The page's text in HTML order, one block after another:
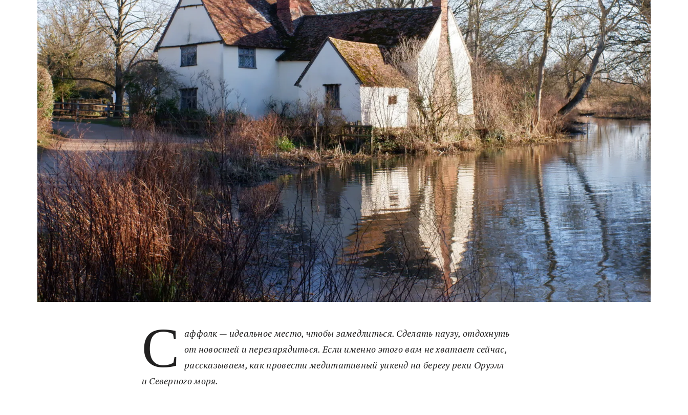
С
аффолк — идеальное место, чтобы замедлиться. Сделать паузу, отдохнуть
от новостей и перезарядиться. Если именно этого вам не хватает сейчас,
рассказываем, как провести медитативный уикенд на берегу реки Оруэлл
и Северного моря.